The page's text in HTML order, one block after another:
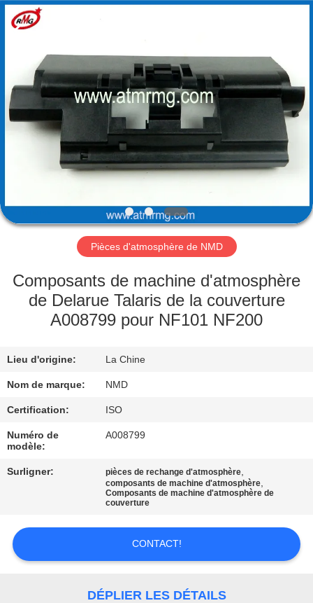
ACCUEIL
PRODUITS
PROPOS
DE
NOUS
VISITE
L'USINE
CONTRÔLE
QUALITÉ
CONTACTEZ-
NOUS
NOUVELLES
LES
AFFAIRES
Guang
Science
Reserved.
Pièces d'atmosphère de NMD
Composants de machine d'atmosphère
de Delarue Talaris de la couverture
A008799 pour NF101 NF200
Lieu d'origine: La Chine
Nom de marque: NMD
Certification: ISO
Numéro de
modèle:
A008799
Surligner: pièces de rechange d'atmosphère,
composants de machine d'atmosphère,
Composants de machine d'atmosphère de
couverture
CONTACT!
DÉPLIER LES DÉTAILS